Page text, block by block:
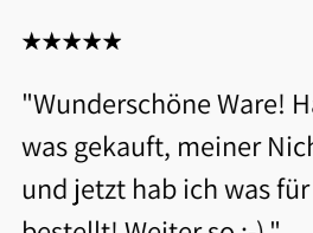
"Wunderschöne Ware!
was gekauft, meiner
und jetzt hab ich was